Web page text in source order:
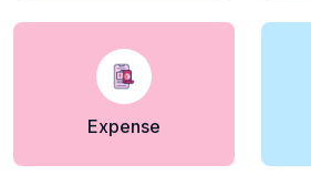
Expense